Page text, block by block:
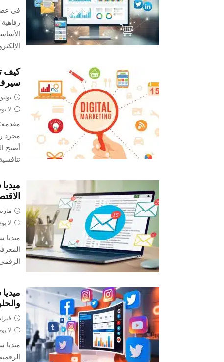
في
كيف
يونيو 10, 2026
لا
مقدمة:
مجرد
أصبح
تنافسية
مارس 2,
لا
ميديا
فبراير 24,
لا
ميديا